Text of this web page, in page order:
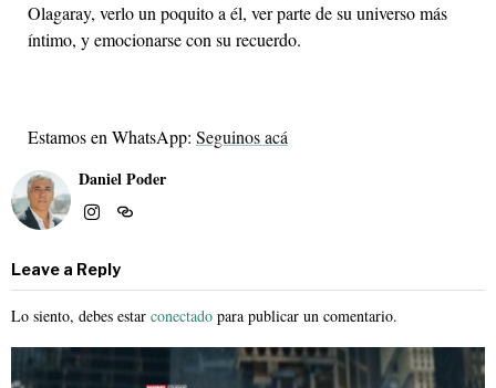
Olagaray, verlo un poquito a él, ver parte de su universo más
íntimo, y emocionarse con su recuerdo.
Estamos en WhatsApp: Seguinos acá
Daniel Poder
Leave a Reply
Lo siento, debes estar conectado para publicar un comentario.